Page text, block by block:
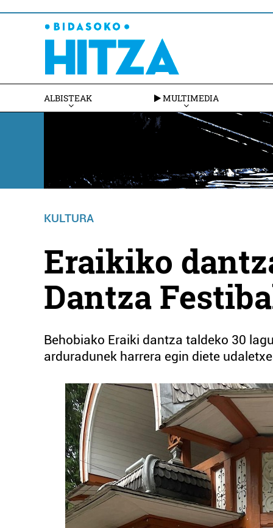
ALBISTEAK MULTIMEDIA
KULTURA
Eraikiko
Dantza
Behobiako Eraiki dantza taldeko 30
arduradunek harrera egin diete